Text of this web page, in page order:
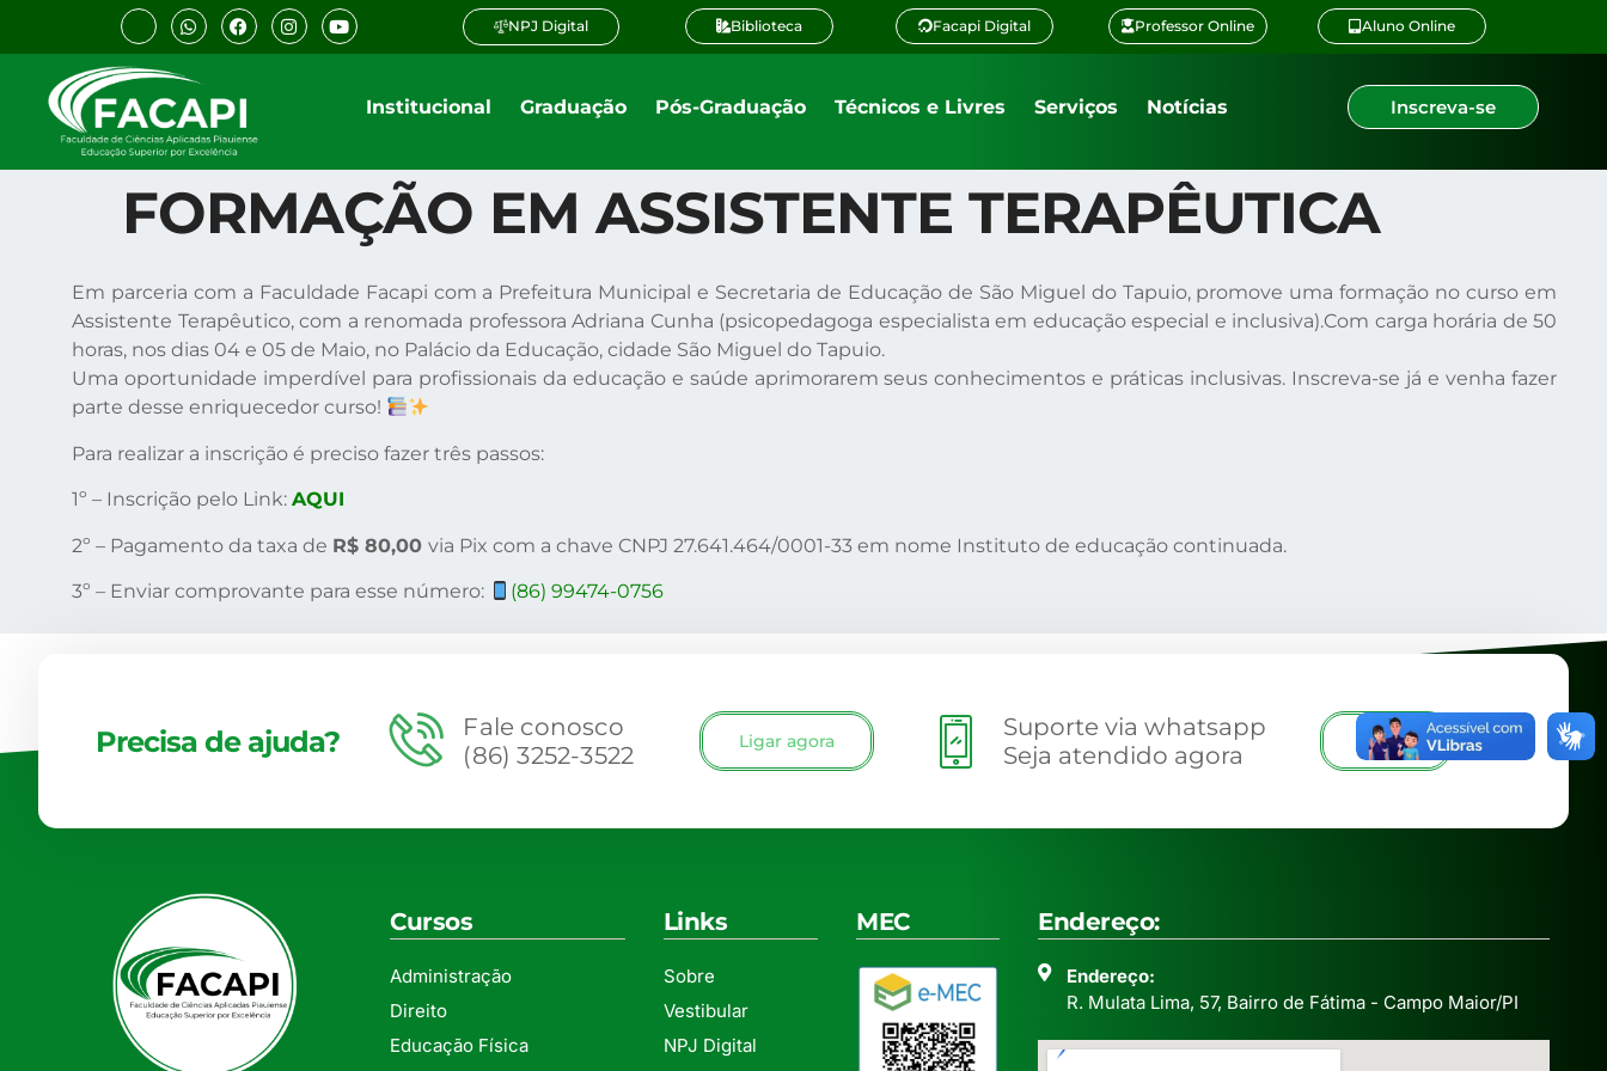
NPJ Digital Biblioteca Facapi Digital Professor Online Aluno Online
Institucional Graduação Pós-Graduação Técnicos e Livres Serviços Notícias Inscreva-se
FORMAÇÃO EM ASSISTENTE TERAPÊUTICA
Em parceria com a Faculdade Facapi com a Prefeitura Municipal e Secretaria de Educação de São Miguel do Tapuio, promove uma formação no curso em
Assistente Terapêutico, com a renomada professora Adriana Cunha (psicopedagoga especialista em educação especial e inclusiva).Com carga horária de 50
horas, nos dias 04 e 05 de Maio, no Palácio da Educação, cidade São Miguel do Tapuio.
Uma oportunidade imperdível para profissionais da educação e saúde aprimorarem seus conhecimentos e práticas inclusivas. Inscreva-se já e venha fazer
parte desse enriquecedor curso!
Para realizar a inscrição é preciso fazer três passos:
1º – Inscrição pelo Link: AQUI
2º – Pagamento da taxa de R$ 80,00 via Pix com a chave CNPJ 27.641.464/0001-33 em nome Instituto de educação continuada.
3º – Enviar comprovante para esse número: (86) 99474-0756
Precisa de ajuda?
Fale conosco
(86) 3252-3522
Ligar agora
Suporte via whatsapp
Seja atendido agora
Iniciar
Cursos
Administração
Direito
Educação Física
Links
Sobre
Vestibular
NPJ Digital
MEC Endereço:
Endereço:
R. Mulata Lima, 57, Bairro de Fátima - Campo Maior/PI